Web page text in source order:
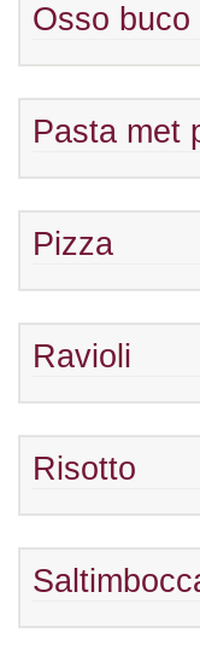
Osso buco
Pasta met
Pizza
Ravioli
Risotto